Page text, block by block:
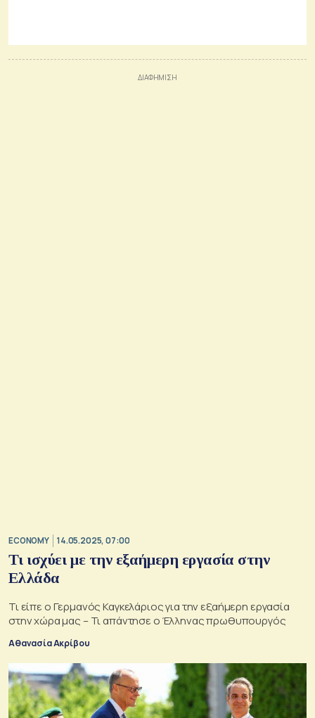
ECONOMY 14.05.2025, 07:00
Τι ισχύει με την εξαήμερη εργασία στην
Ελλάδα
Τι είπε ο Γερμανός Καγκελάριος για την εξαήμερη εργασία
στην χώρα μας – Τι απάντησε ο Έλληνας πρωθυπουργός
Αθανασία Ακρίβου